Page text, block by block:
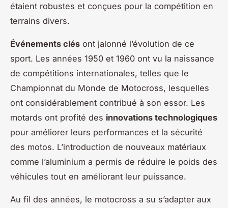
étaient robustes et conçues pour la compétition en
terrains divers.
Événements clés ont jalonné l’évolution de ce
sport. Les années 1950 et 1960 ont vu la naissance
de compétitions internationales, telles que le
Championnat du Monde de Motocross, lesquelles
ont considérablement contribué à son essor. Les
motards ont profité des innovations technologiques
pour améliorer leurs performances et la sécurité
des motos. L’introduction de nouveaux matériaux
comme l’aluminium a permis de réduire le poids des
véhicules tout en améliorant leur puissance.
Au fil des années, le motocross a su s’adapter aux